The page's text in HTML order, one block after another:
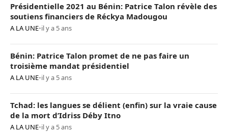
Présidentielle 2021 au Bénin: Patrice Talon révèle des
soutiens financiers de Réckya Madougou
A LA UNE•il y a 5 ans
Bénin: Patrice Talon promet de ne pas faire un
troisième mandat présidentiel
A LA UNE•il y a 5 ans
Tchad: les langues se délient (enfin) sur la vraie cause
de la mort d’Idriss Déby Itno
A LA UNE•il y a 5 ans